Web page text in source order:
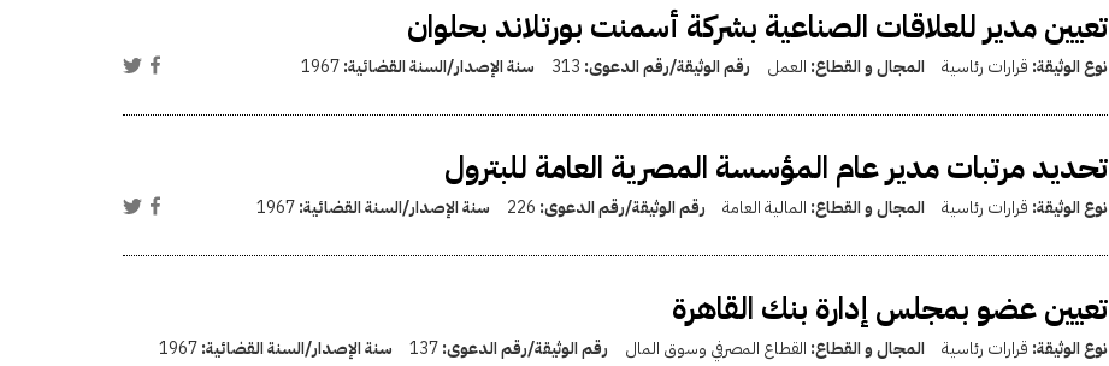
تعيين مدير للعلاقات الصناعية بشركة أسمنت بورتلاند بحلوان
نوع الوثيقة: قرارات رئاسية المجال و القطاع: العمل رقم الوثيقة/رقم الدعوى: 313 سنة الإصدار/السنة القضائية:1967
تحديد مرتبات مدير عام المؤسسة المصرية العامة للبترول
نوع الوثيقة: قرارات رئاسية المجال و القطاع: المالية العامة رقم الوثيقة/رقم الدعوى: 226 سنة الإصدار/السنة القضائية:1967
تعيين عضو بمجلس إدارة بنك القاهرة
نوع الوثيقة: قرارات رئاسية المجال و القطاع: القطاع المصرفي وسوق المال رقم الوثيقة/رقم الدعوى:137 سنة الإصدار/السنة القضائية:1967